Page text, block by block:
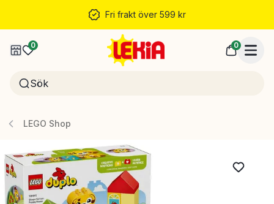
Fri frakt över 599 kr
0 0
LEGO Shop